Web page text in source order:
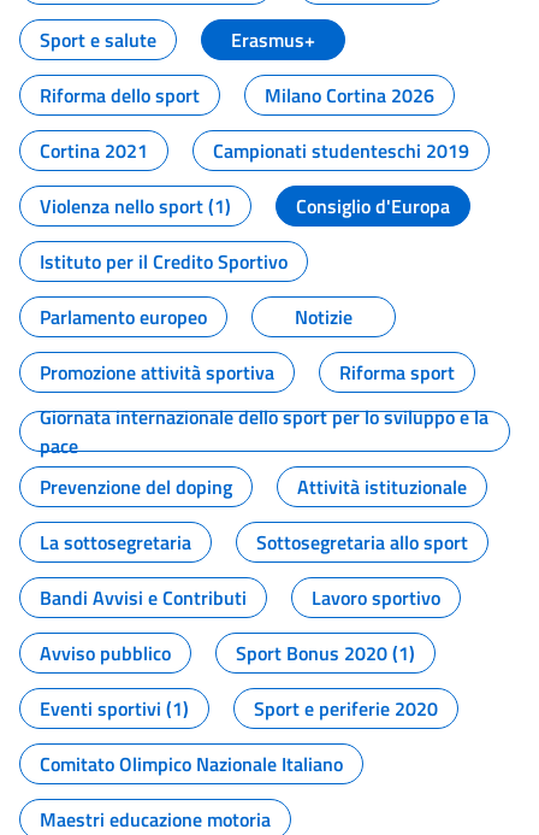
Sport e salute
Erasmus+
Riforma dello sport
Milano Cortina 2026
Cortina 2021
Campionati studenteschi 2019
Violenza nello sport (1)
Consiglio d'Europa
Istituto per il Credito Sportivo
Parlamento europeo
Notizie
Promozione attività sportiva
Riforma sport
Giornata internazionale dello sport per lo sviluppo e la
pace
Prevenzione del doping
Attività istituzionale
La sottosegretaria
Sottosegretaria allo sport
Bandi Avvisi e Contributi
Lavoro sportivo
Avviso pubblico
Sport Bonus 2020 (1)
Eventi sportivi (1)
Sport e periferie 2020
Comitato Olimpico Nazionale Italiano
Maestri educazione motoria